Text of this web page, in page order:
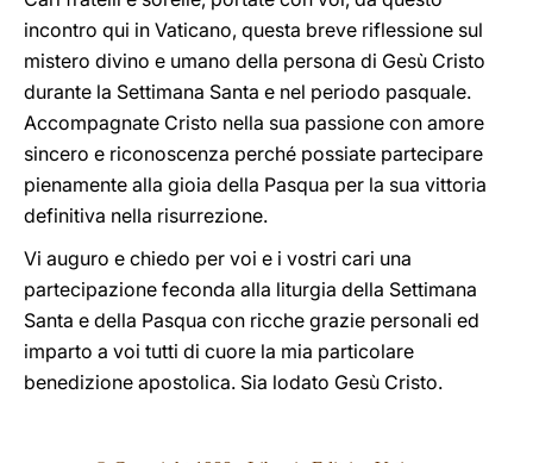
incontro qui in Vaticano, questa breve riflessione sul
mistero divino e umano della persona di Gesù Cristo
durante la Settimana Santa e nel periodo pasquale.
Accompagnate Cristo nella sua passione con amore
sincero e riconoscenza perché possiate partecipare
pienamente alla gioia della Pasqua per la sua vittoria
definitiva nella risurrezione.
Vi auguro e chiedo per voi e i vostri cari una
partecipazione feconda alla liturgia della Settimana
Santa e della Pasqua con ricche grazie personali ed
imparto a voi tutti di cuore la mia particolare
benedizione apostolica. Sia lodato Gesù Cristo.